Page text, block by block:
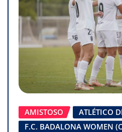
AMISTOSO
ATLÉTICO
F.C. BADALONA WOMEN